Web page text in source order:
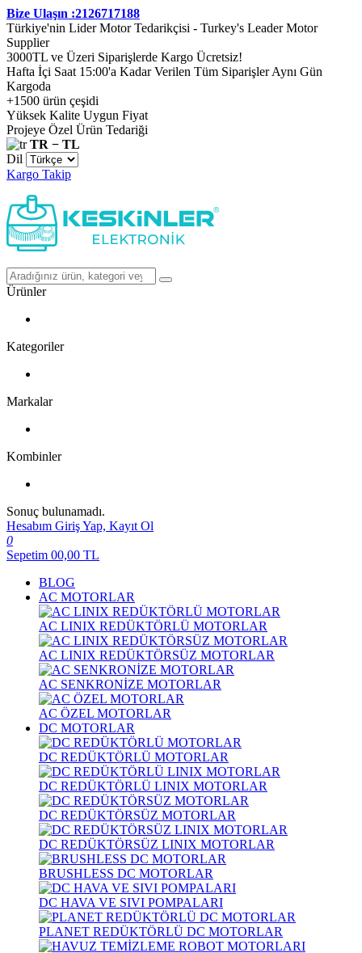
Bize Ulaşın :2126717188
Türkiye'nin Lider Motor Tedarikçisi - Turkey's Leader Motor
Supplier
3000TL ve Üzeri Siparişlerde Kargo Ücretsiz!
Hafta İçi Saat 15:00'a Kadar Verilen Tüm Siparişler Aynı Gün
Kargoda
+1500 ürün çeşidi
Yüksek Kalite Uygun Fiyat
Projeye Özel Ürün Tedariği
TR − TL
Dil
Kargo Takip
Ürünler
Kategoriler
Markalar
Kombinler
Sonuç bulunamadı.
Hesabım Giriş Yap, Kayıt Ol
0
Sepetim 00,00 TL
BLOG
AC MOTORLAR
AC LINIX REDÜKTÖRLÜ MOTORLAR
AC LINIX REDÜKTÖRSÜZ MOTORLAR
AC SENKRONİZE MOTORLAR
AC ÖZEL MOTORLAR
DC MOTORLAR
DC REDÜKTÖRLÜ MOTORLAR
DC REDÜKTÖRLÜ LINIX MOTORLAR
DC REDÜKTÖRSÜZ MOTORLAR
DC REDÜKTÖRSÜZ LINIX MOTORLAR
BRUSHLESS DC MOTORLAR
DC HAVA VE SIVI POMPALARI
PLANET REDÜKTÖRLÜ DC MOTORLAR